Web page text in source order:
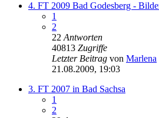
4. FT 2009 Bad Godesberg -
1
2
22 Antworten
40813 Zugriffe
Letzter Beitrag von Marlena
21.08.2009, 19:03
3. FT 2007 in Bad Sachsa
1
2